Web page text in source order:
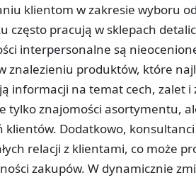
klientom w zakresie wyboru
często pracują w sklepach
interpersonalne są
znalezieniu produktów, które
informacji na temat cech, zalet
tylko znajomości asortymentu,
klientów. Dodatkowo,
relacji z klientami, co może
zakupów. W dynamicznie